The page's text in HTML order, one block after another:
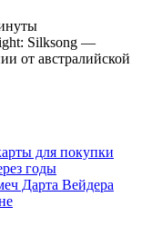
Silksong —
от австралийской
для покупки
годы
Дарта Вейдера